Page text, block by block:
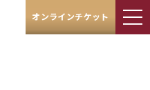
オンラインチケット